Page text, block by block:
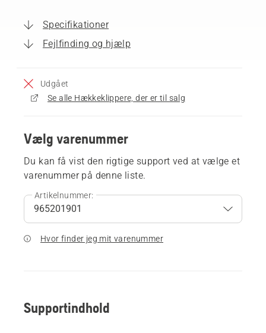
Specifikationer
Fejlfinding og hjælp
Udgået
Se alle Hækkeklippere, der er til salg
Vælg varenummer
Du kan få vist den rigtige support ved at vælge et
varenummer på denne liste.
Artikelnummer:
Hvor finder jeg mit varenummer
Supportindhold